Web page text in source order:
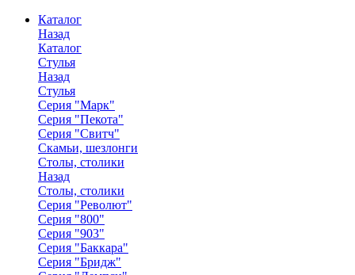
Каталог
Назад
Каталог
Стулья
Назад
Стулья
Серия "Марк"
Серия "Пекота"
Серия "Свитч"
Скамьи, шезлонги
Столы, столики
Назад
Столы, столики
Серия "Револют"
Серия "800"
Серия "903"
Серия "Баккара"
Серия "Бридж"